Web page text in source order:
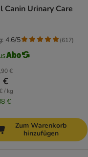
Canin Urinary Care
€
€
/ kg
€
4.6/5 (617)
Zum Warenkorb
hinzufügen